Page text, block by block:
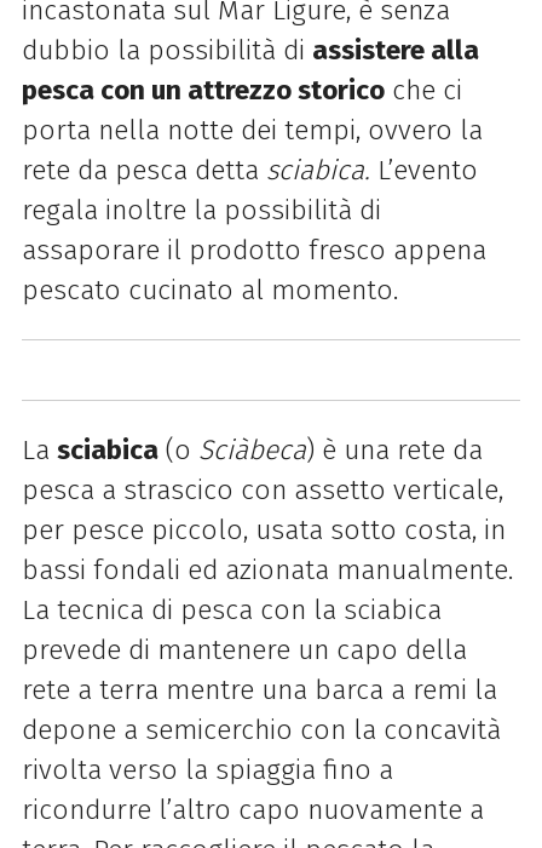
incastonata sul Mar Ligure, è senza
dubbio la possibilità di assistere alla
pesca con un attrezzo storicoche ci
porta nella notte dei tempi, ovvero la
rete da pesca detta sciabica. L’evento
regala inoltre la possibilità di
assaporare il prodotto fresco appena
pescato cucinato al momento.
La sciabica(o Sciàbeca) è una rete da
pesca a strascico con assetto verticale,
per pesce piccolo, usata sotto costa, in
bassi fondali ed azionata manualmente.
La tecnica di pesca con la sciabica
prevede di mantenere un capo della
rete a terra mentre una barca a remi la
depone a semicerchio con la concavità
rivolta verso la spiaggia fino a
ricondurre l’altro capo nuovamente a